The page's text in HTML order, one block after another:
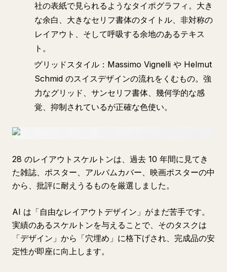
社の表紙で見られるようなタイポグラフィ。大き
な余白、大きなセリフ書体のタイトル、非対称の
レイアウト、そして呼吸する余地のあるテキス
ト。
グリッドスタイル：Massimo Vignelli や Helmut
Schmid のスイスデザインの流れをくむもの。強
力なグリッド、サンセリフ書体、幾何学的な感
覚、抑制されているが正確な色使い。
28 のレイアウトスケルトンは、過去 10 年間に見てき
た雑誌、ポスター、アルバムカバー、映画ポスターの中
から、批評に耐えうるものを厳選しました。
AI は「自由なレイアウトデザイン」がまだ苦手です。
実績のあるスケルトンを与えることで、そのタスクは
「デザイン」から「穴埋め」に格下げされ、完成品の安
定性が即座に向上します。